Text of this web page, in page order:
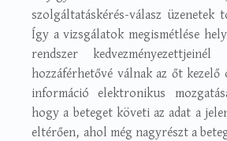
szolgáltatáskérés-válasz üzenetek
Így a vizsgálatok megismétlése
rendszer
hozzáférhetővé válnak az őt kezelő
információ elektronikus
hogy a beteget követi az adat a
eltérően, ahol még nagyrészt a